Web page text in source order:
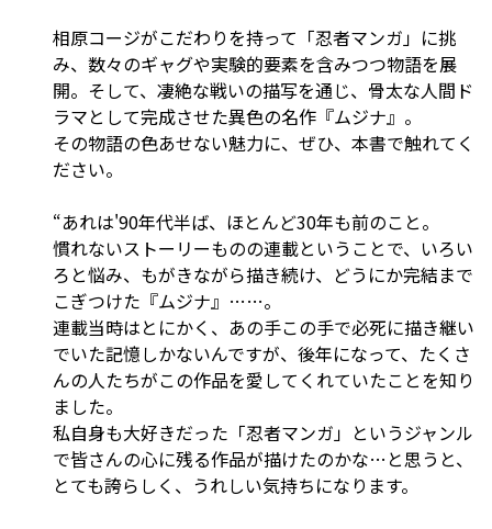
相原コージがこだわりを持って「忍者マンガ」に挑
み、数々のギャグや実験的要素を含みつつ物語を展
開。そして、凄絶な戦いの描写を通じ、骨太な人間ド
ラマとして完成させた異色の名作『ムジナ』。
その物語の色あせない魅力に、ぜひ、本書で触れてく
ださい。
“あれは'90年代半ば、ほとんど30年も前のこと。
慣れないストーリーものの連載ということで、いろい
ろと悩み、もがきながら描き続け、どうにか完結まで
こぎつけた『ムジナ』……。
連載当時はとにかく、あの手この手で必死に描き継い
でいた記憶しかないんですが、後年になって、たくさ
んの人たちがこの作品を愛してくれていたことを知り
ました。
私自身も大好きだった「忍者マンガ」というジャンル
で皆さんの心に残る作品が描けたのかな…と思うと、
とても誇らしく、うれしい気持ちになります。